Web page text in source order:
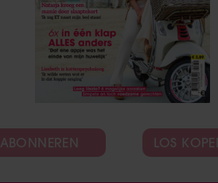
ABONNEREN LOS